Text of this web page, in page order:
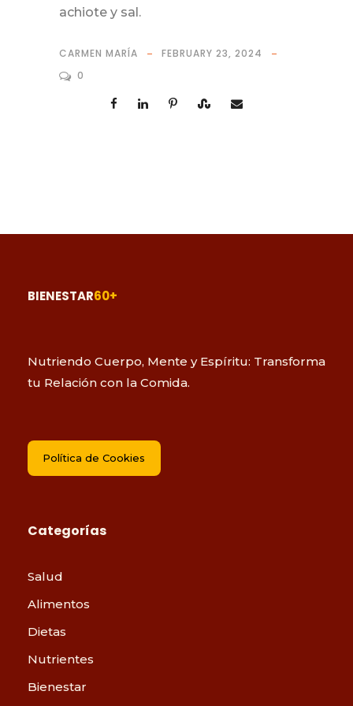
achiote y sal.
CARMEN MARÍA
FEBRUARY 23, 2024
0
BIENESTAR60+
Nutriendo Cuerpo, Mente y Espíritu: Transforma
tu Relación con la Comida.
Política de Cookies
Categorías
Salud
Alimentos
Dietas
Nutrientes
Bienestar